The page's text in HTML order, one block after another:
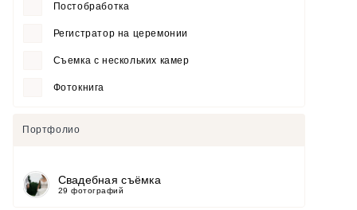
Постобработка
Регистратор на церемонии
Съемка с нескольких камер
Фотокнига
Портфолио
Свадебная съёмка
29 фотографий